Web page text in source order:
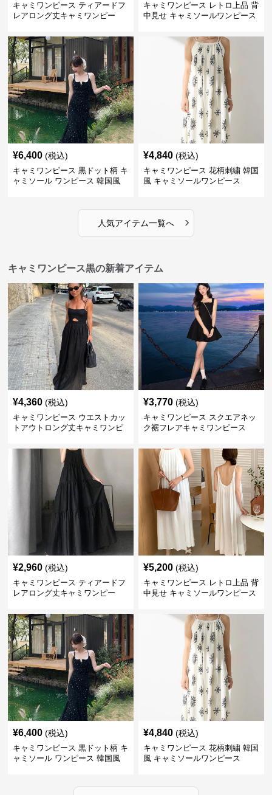
キャミワンピース ティアードフ
レアロング丈キャミワンピー
キャミワンピース レトロ上品 背
中見せ キャミソールワンピース
¥6,400 (税込)
キャミワンピース 黒ドット柄 キ
ャミソール ワンピース 韓国風
¥4,840 (税込)
キャミワンピース 花柄刺繍 韓国
風 キャミソールワンピース
人気アイテム一覧へ ›
キャミワンピース黒の新着アイテム
¥4,360 (税込)
キャミワンピース ウエストカッ
トアウトロング丈キャミワンピ
¥3,770 (税込)
キャミワンピース スクエアネッ
ク裾フレアキャミワンピース
¥2,960 (税込)
キャミワンピース ティアードフ
レアロング丈キャミワンピー
¥5,200 (税込)
キャミワンピース レトロ上品 背
中見せ キャミソールワンピース
¥6,400 (税込)
キャミワンピース 黒ドット柄 キ
ャミソール ワンピース 韓国風
¥4,840 (税込)
キャミワンピース 花柄刺繍 韓国
風 キャミソールワンピース